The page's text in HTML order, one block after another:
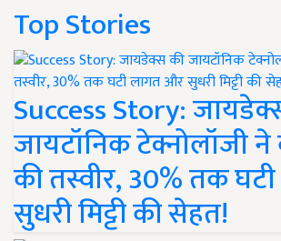
Top Stories
Success Story:
जायटॉनिक टेक्नोलॉजी
की तस्वीर, 30% तक
सुधरी मिट्टी की सेहत!